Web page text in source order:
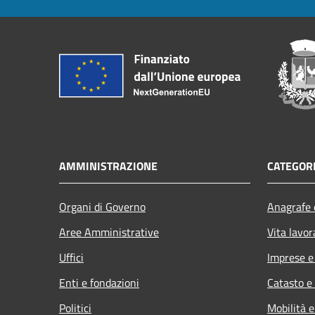
AMMINISTRAZIONE
Organi di Governo
Aree Amministrative
Uffici
Enti e fondazioni
Politici
Vita
Imprese
Catasto
Mobilità